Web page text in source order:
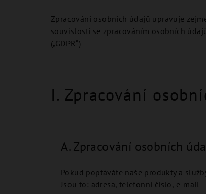
Zpracování osobních údajů upravuje
souvislosti se zpracováním osobních
(„GDPR“)
I. Zpracování
A. Zpracování osobních
Pokud poptáváte naše produkty a
Jsou to: adresa, telefonní číslo, e-mail